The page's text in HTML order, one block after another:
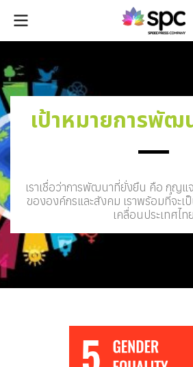
เป้าหมายการพั
เราเชื่อว่าการพัฒนาที่ยั่งยืน คือ กุญแ
ขององค์กรและสังคม เราพร้อมที่จะ
เคลื่อนประเทศไทย